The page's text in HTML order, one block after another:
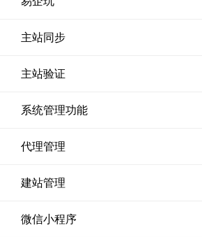
主站同步
主站验证
系统管理功能
代理管理
建站管理
微信小程序